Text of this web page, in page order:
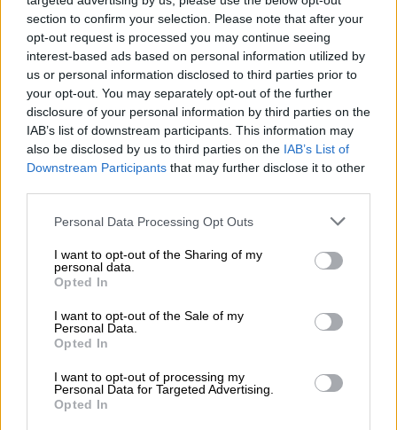
section to confirm your selection. Please note that after your
opt-out request is processed you may continue seeing
interest-based ads based on personal information utilized by
us or personal information disclosed to third parties prior to
your opt-out. You may separately opt-out of the further
disclosure of your personal information by third parties on the
IAB’s list of downstream participants. This information may
also be disclosed by us to third parties on the IAB’s List of
Downstream Participants that may further disclose it to other
Please note that this website/app uses one or more Google
not limited to your visit or usage behaviour. You may click to
grant or deny consent to Google and its third-party tags to
use your data for below specified purposes in below Google
consent section.
Personal Data Processing Opt Outs
I want to opt-out of the Sharing of my
personal data.
Opted In
I want to opt-out of the Sale of my
Personal Data.
Opted In
I want to opt-out of processing my
Personal Data for Targeted Advertising.
Opted In
σύμφωνα με το Χάρτη Πρόβλεψης Κινδύνου
Πυρκαγιάς που εκδίδει η Γενική Γραμματεία
Πολιτικής Προστασίας του υπουργείου
Κλιματικής Κρίσης και Πολιτικής
Προστασίας (civilprotection.gov.gr).
Σε επιφυλακή είναι οι εξής περιοχές:
Αττική
Νότια Εύβοια
Λέσβος
Ψαρά
Σάμος
Ικαρία
Κρήτη
⚠️ Χάρτης Πρόβλεψης Κινδύνου 🔥
για αύριο Τετάρτη 26/06: